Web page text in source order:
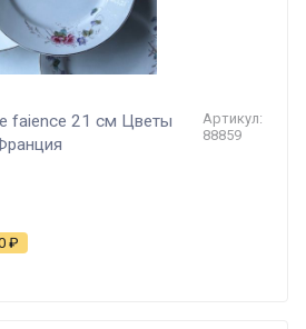
faience 21 см Цветы
Артикул:
88859
₽